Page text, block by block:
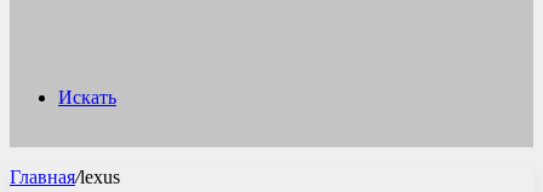
Искать
Главная/lexus